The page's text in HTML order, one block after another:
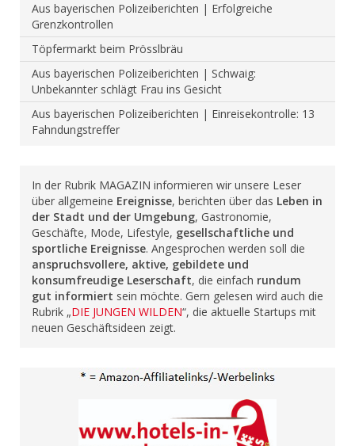
Aus bayerischen Polizeiberichten | Erfolgreiche
Grenzkontrollen
Töpfermarkt beim Prösslbräu
Aus bayerischen Polizeiberichten | Schwaig:
Unbekannter schlägt Frau ins Gesicht
Aus bayerischen Polizeiberichten | Einreisekontrolle: 13
Fahndungstreffer
In der Rubrik MAGAZIN informieren wir unsere Leser
über allgemeine Ereignisse, berichten über das Leben in
der Stadt und der Umgebung, Gastronomie,
Geschäfte, Mode, Lifestyle, gesellschaftliche und
sportliche Ereignisse. Angesprochen werden soll die
anspruchsvollere, aktive, gebildete und
konsumfreudige Leserschaft, die einfach rundum
gut informiert sein möchte. Gern gelesen wird auch die
Rubrik „DIE JUNGEN WILDEN“, die aktuelle Startups mit
neuen Geschäftsideen zeigt.